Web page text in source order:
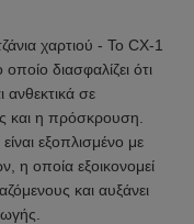
χαρτιού - Το CX-1
διασφαλίζει ότι
ανθεκτικά σε
και η πρόσκρουση.
εξοπλισμένο με
η οποία εξοικονομεί
και αυξάνει